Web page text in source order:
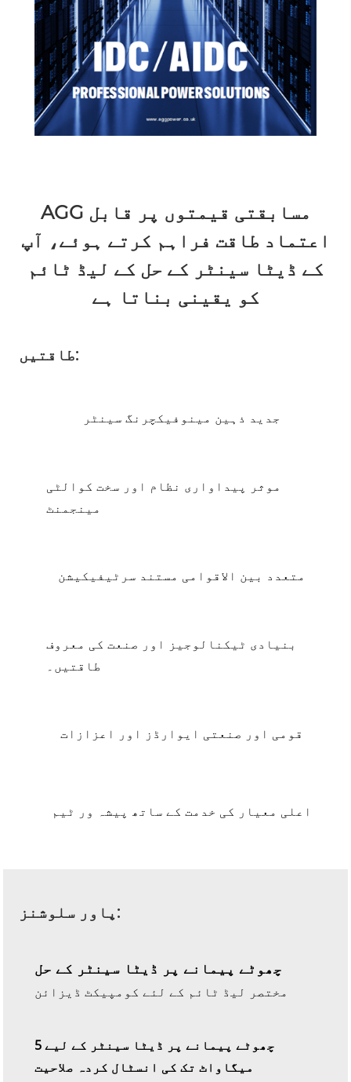
AGG مسابقتی قیمتوں پر قابل
اعتماد طاقت فراہم کرتے ہوئے، آپ
کے ڈیٹا سینٹر کے حل کے لیڈ ٹائم
کو یقینی بناتا ہے
طاقتیں:
جدید ذہین مینوفیکچرنگ سینٹر
موثر پیداواری نظام اور سخت کوالٹی
مینجمنٹ
متعدد بین الاقوامی مستند سرٹیفیکیشن
بنیادی ٹیکنالوجیز اور صنعت کی معروف
طاقتیں۔
قومی اور صنعتی ایوارڈز اور اعزازات
اعلی معیار کی خدمت کے ساتھ پیشہ ور ٹیم
پاور سلوشنز:
چھوٹے پیمانے پر ڈیٹا سینٹر کے حل
مختصر لیڈ ٹائم کے لئے کومپیکٹ ڈیزائن
چھوٹے پیمانے پر ڈیٹا سینٹر کے لیے 5
میگاواٹ تک کی انسٹال کردہ صلاحیت